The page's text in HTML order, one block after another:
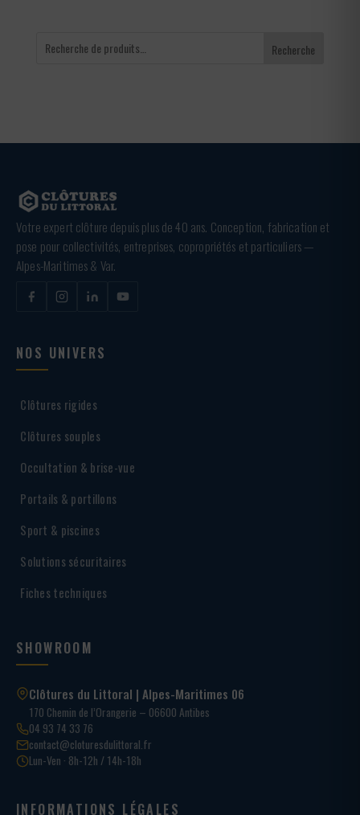
Recherche
Votre expert clôture depuis plus de 40 ans. Conception, fabrication et
pose pour collectivités, entreprises, copropriétés et particuliers —
Alpes-Maritimes & Var.
NOS UNIVERS
Clôtures rigides
Clôtures souples
Occultation & brise-vue
Portails & portillons
Sport & piscines
Solutions sécuritaires
Fiches techniques
SHOWROOM
Clôtures du Littoral | Alpes-Maritimes 06
170 Chemin de l’Orangerie – 06600 Antibes
04 93 74 33 76
contact@cloturesdulittoral.fr
Lun-Ven · 8h-12h / 14h-18h
INFORMATIONS LÉGALES